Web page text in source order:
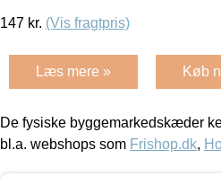
147 kr. (Vis fragtpris)
Læs mere » Køb
De fysiske byggemarkedskæder
bl.a. webshops som Frishop.dk,